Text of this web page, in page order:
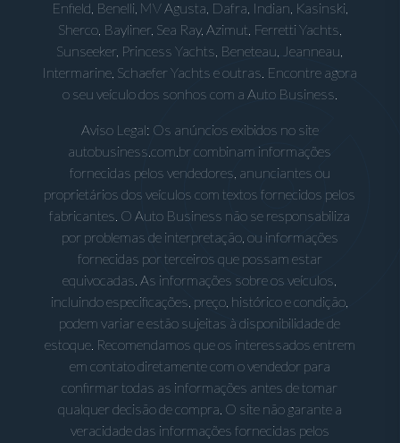
Enfield, Benelli, MV Agusta, Dafra, Indian, Kasinski,
Sherco, Bayliner, Sea Ray, Azimut, Ferretti Yachts,
Sunseeker, Princess Yachts, Beneteau, Jeanneau,
Intermarine, Schaefer Yachts e outras. Encontre agora
o seu veículo dos sonhos com a Auto Business.
Aviso Legal: Os anúncios exibidos no site
autobusiness.com.br combinam informações
fornecidas pelos vendedores, anunciantes ou
proprietários dos veículos com textos fornecidos pelos
fabricantes. O Auto Business não se responsabiliza
por problemas de interpretação, ou informações
fornecidas por terceiros que possam estar
equivocadas. As informações sobre os veículos,
incluindo especificações, preço, histórico e condição,
podem variar e estão sujeitas à disponibilidade de
estoque. Recomendamos que os interessados entrem
em contato diretamente com o vendedor para
confirmar todas as informações antes de tomar
qualquer decisão de compra. O site não garante a
veracidade das informações fornecidas pelos